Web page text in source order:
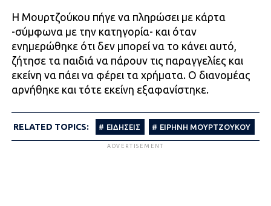
Η Μουρτζούκου πήγε να πληρώσει με κάρτα
-σύμφωνα με την κατηγορία- και όταν
ενημερώθηκε ότι δεν μπορεί να το κάνει αυτό,
ζήτησε τα παιδιά να πάρουν τις παραγγελίες και
εκείνη να πάει να φέρει τα χρήματα. Ο διανομέας
αρνήθηκε και τότε εκείνη εξαφανίστηκε.
RELATED TOPICS: ΕΙΔΗΣΕΙΣ ΕΙΡΗΝΗ ΜΟΥΡΤΖΟΥΚΟΥ
ADVERTISEMENT